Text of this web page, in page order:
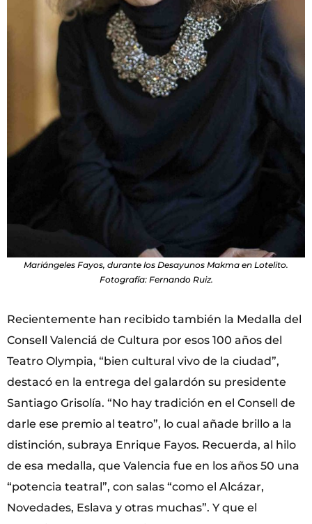
Mariángeles Fayos, durante los Desayunos Makma en Lotelito.
Fotografía: Fernando Ruiz.
Recientemente han recibido también la Medalla del
Consell Valenciá de Cultura por esos 100 años del
Teatro Olympia, “bien cultural vivo de la ciudad”,
destacó en la entrega del galardón su presidente
Santiago Grisolía. “No hay tradición en el Consell de
darle ese premio al teatro”, lo cual añade brillo a la
distinción, subraya Enrique Fayos. Recuerda, al hilo
de esa medalla, que Valencia fue en los años 50 una
“potencia teatral”, con salas “como el Alcázar,
Novedades, Eslava y otras muchas”. Y que el